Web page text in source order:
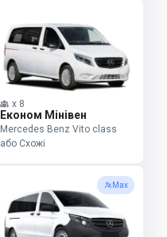
x 8
Економ Мінівен
Mercedes Benz Vito class
або Схожі
Max